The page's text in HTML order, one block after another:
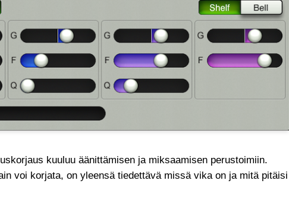
kuuluu äänittämisen ja miksaamisen perustoimiin.
voi korjata, on yleensä tiedettävä missä vika on ja mitä pitäisi